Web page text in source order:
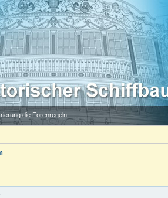
die Forenregeln.